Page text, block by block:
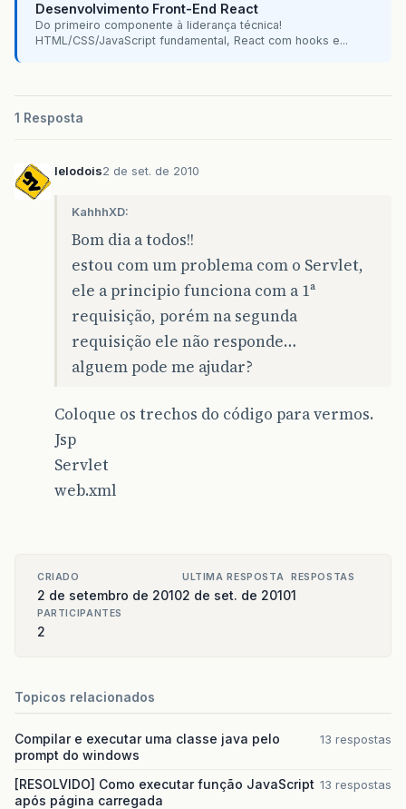
Desenvolvimento Front-End React
Do primeiro componente à liderança técnica!
HTML/CSS/JavaScript fundamental, React com hooks e...
1 Resposta
lelodois2 de set. de 2010
KahhhXD:
Bom dia a todos!!
estou com um problema com o Servlet,
ele a principio funciona com a 1ª
requisição, porém na segunda
requisição ele não responde…
alguem pode me ajudar?
Coloque os trechos do código para vermos.
Jsp
Servlet
web.xml
CRIADO
2 de setembro de 2010
ULTIMA RESPOSTA
2 de set. de 2010
RESPOSTAS
1
PARTICIPANTES
2
Topicos relacionados
Compilar e executar uma classe java pelo
prompt do windows
13 respostas
[RESOLVIDO] Como executar função JavaScript
após página carregada
13 respostas